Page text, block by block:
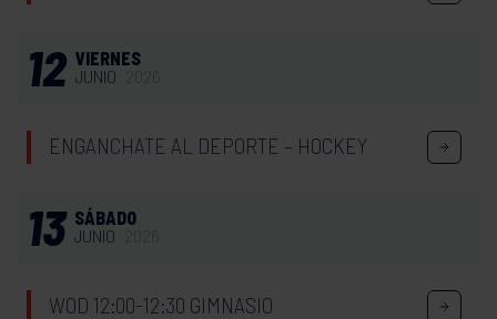
12 VIERNES
JUNIO
ENGANCHATE AL DEPORTE – HOCKEY
13 SÁBADO
JUNIO
WOD 12:00-12:30 GIMNASIO